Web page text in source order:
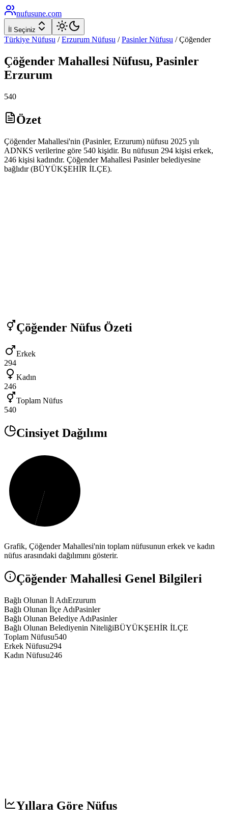
nufusune.com
İl Seçiniz
Türkiye Nüfusu / Erzurum Nüfusu / PasinlerNüfusu /Çöğender
Çöğender Mahallesi Nüfusu, Pasinler
Erzurum
540
Özet
Çöğender Mahallesi'nin (Pasinler, Erzurum) nüfusu 2025 yılı
ADNKS verilerine göre 540 kişidir. Bu nüfusun 294 kişisi erkek,
246 kişisi kadındır. Çöğender Mahallesi Pasinler belediyesine
bağlıdır (BÜYÜKŞEHİR İLÇE).
Çöğender Nüfus Özeti
Erkek
294
Kadın
246
Toplam Nüfus
540
Cinsiyet Dağılımı
Grafik, ÇöğenderMahallesi'nin toplam nüfusunun erkek ve kadın
nüfus arasındaki dağılımını gösterir.
Çöğender Mahallesi Genel Bilgileri
Bağlı Olunan İl AdıErzurum
Bağlı Olunan İlçe AdıPasinler
Bağlı Olunan Belediye AdıPasinler
Bağlı Olunan Belediyenin NiteliğiBÜYÜKŞEHİR İLÇE
Toplam Nüfusu540
Erkek Nüfusu294
Kadın Nüfusu246
Yıllara Göre Nüfus